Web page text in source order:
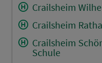
Crailsheim
Crailsheim
Crailsheim
Schule